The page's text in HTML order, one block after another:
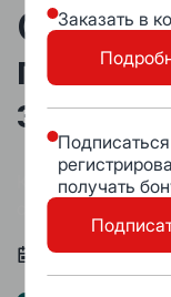
Заказать в
получать
Стань
за 14
Курс: «Мастер
совместный
с 11